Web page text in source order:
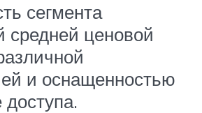
сегмента
средней ценовой
и оснащенностью
доступа.